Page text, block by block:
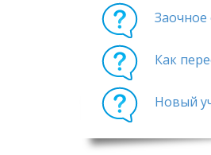
Как
Новый